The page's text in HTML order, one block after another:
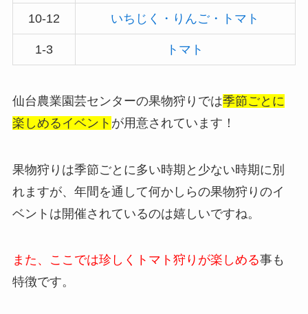
10-12 いちじく・りんご・トマト
1-3 トマト
仙台農業園芸センターの果物狩りでは季節ごとに
楽しめるイベント が用意されています！
果物狩りは季節ごとに多い時期と少ない時期に別
れますが、年間を通して何かしらの果物狩りのイ
ベントは開催されているのは嬉しいですね。
また、ここでは珍しく トマト狩りが楽しめる事も
特徴です。